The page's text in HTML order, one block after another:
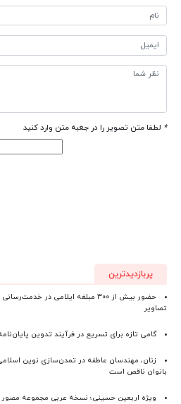
* لطفا متن تصویر را در جعبه متن وارد کنید
پربازدیدترین
حضور بیش از ۳۰۰ مبلغه ایلامی در
تصاویر
گامی تازه برای تسریع در فرآیند تدوین
زنان، مهندسان عاطفه در تمدن‌سازی نوین
بانوان ناقص است
ویژه اربعین حسینی؛ نسخه عربی مجموعه